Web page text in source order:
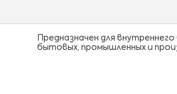
Предназначен для
бытовых, промышленных и